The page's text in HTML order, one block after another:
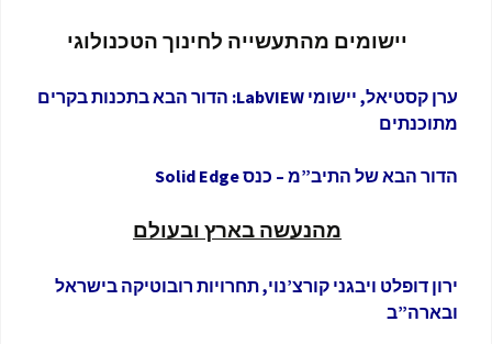
יישומים מהתעשייה לחינוך הטכנולוגי
ערן קסטיאל, יישומי LabVIEW: הדור הבא בתכנות בקרים
מתוכנתים
הדור הבא של התיב”מ – כנס Solid Edge
מהנעשה בארץ ובעולם
ירון דופלט ויבגני קורצ’נוי, תחרויות רובוטיקה בישראל
ובארה”ב